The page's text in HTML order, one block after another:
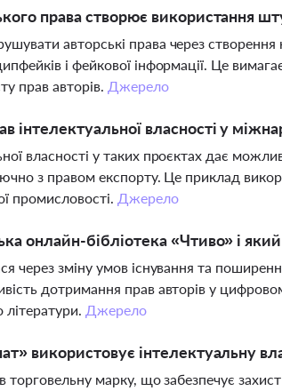
права створює використання
авторські права через створення
і фейкової інформації. Це
прав авторів. Джерело
інтелектуальної власності у
власності у таких проєктах дає
з правом експорту. Це приклад
промисловості. Джерело
онлайн-бібліотека «Чтиво» і
через зміну умов існування та
дотримання прав авторів у
Джерело
використовує інтелектуальну
торговельну марку, що забезпечує